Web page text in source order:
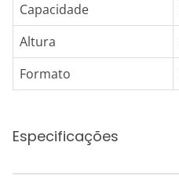
Capacidade
Altura
Formato
Especificações